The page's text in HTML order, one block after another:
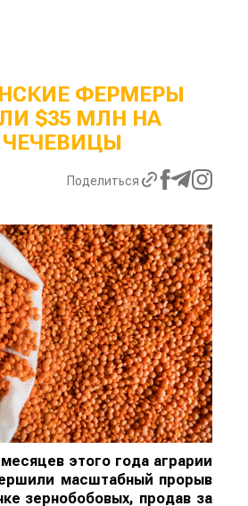
ФЕРМЕРЫ
$35 МЛН НА
Поделиться
этого года аграрии
масштабный прорыв
зернобобовых, продав за